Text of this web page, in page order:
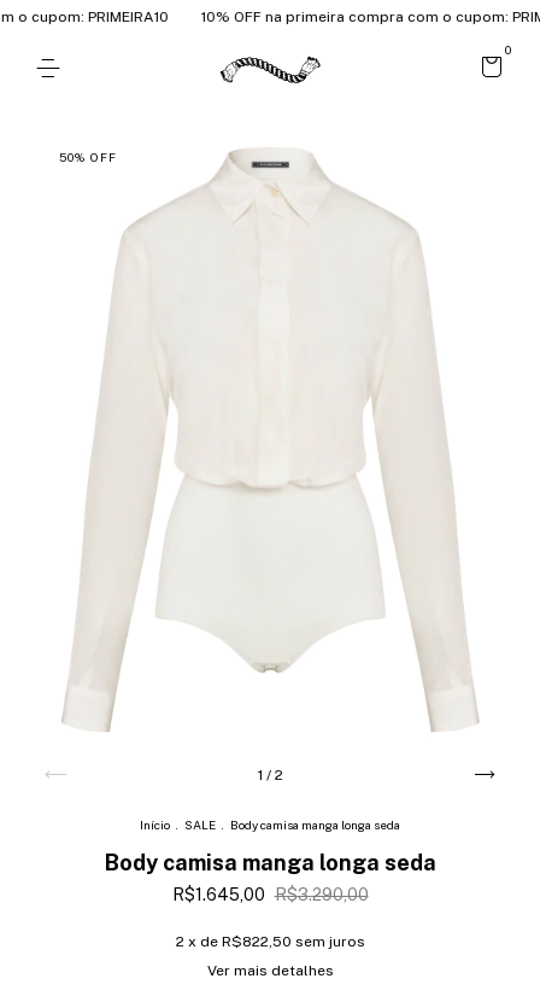
cupom: PRIMEIRA10 10% OFF na primeira compra com o cupom:
0
50% OFF
1 / 2
Início SALE Body camisa manga longa seda
Body camisa manga longa seda
R$1.645,00 R$3.290,00
2 x de R$822,50 sem juros
Ver mais detalhes